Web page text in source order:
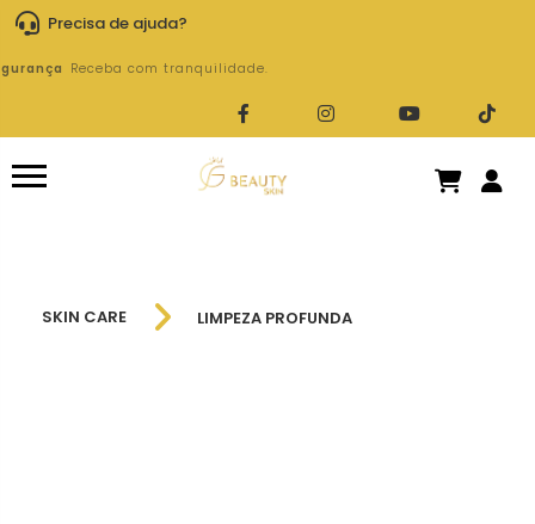
Precisa de ajuda?
Segurança Receba com tranquilidade.
SKIN CARE LIMPEZA PROFUNDA